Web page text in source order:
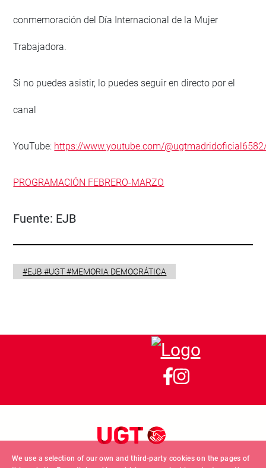
We use a selection of our own and third-party cookies on the pages of
conmemoración del Día Internacional de la Mujer
Trabajadora.
Si no puedes asistir, lo puedes seguir en directo por el
canal
YouTube: https://www.youtube.com/
PROGRAMACIÓN FEBRERO-MARZO
Fuente: EJB
#EJB #UGT #MEMORIA DEMOCRÁTICA